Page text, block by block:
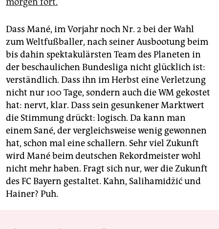
Dass Mané, im Vorjahr noch Nr. 2 bei der Wahl
zum Weltfußballer, nach seiner Ausbootung beim
bis dahin spektakulärsten Team des Planeten in
der beschaulichen Bundesliga nicht glücklich ist:
verständlich. Dass ihn im Herbst eine Verletzung
nicht nur 100 Tage, sondern auch die WM gekostet
hat: nervt, klar. Dass sein gesunkener Marktwert
die Stimmung drückt: logisch. Da kann man
einem Sané, der vergleichsweise wenig gewonnen
hat, schon mal eine schallern. Sehr viel Zukunft
wird Mané beim deutschen Rekordmeister wohl
nicht mehr haben. Fragt sich nur, wer die Zukunft
des FC Bayern gestaltet. Kahn, Salihamidžić und
Hainer? Puh.